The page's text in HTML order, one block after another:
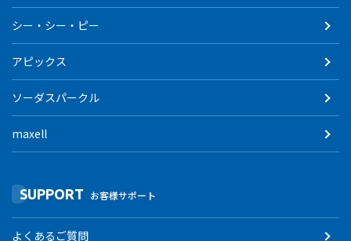
シー・シー・ピー
アピックス
ソーダスパークル
maxell
SUPPORT お客様サポート
よくあるご質問